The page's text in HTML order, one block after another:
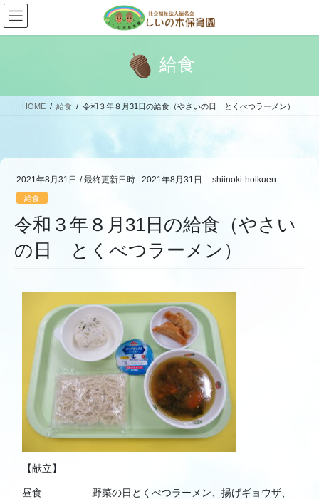
コ
ン
テ
ス
ナ
ビ
ゲ
ン
給食
HOME 給食 令和３年８月31日の給食（やさいの日 とくべつラーメン）
2021年8月31日 / 最終更新日時 : 2021年8月31日 shiinoki-hoikuen
給食
令和３年８月31日の給食（やさい
の日 とくべつラーメン）
【献立】
昼食 野菜の日とくべつラーメン、揚げギョウザ、